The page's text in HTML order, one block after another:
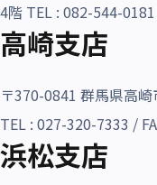
4階 TEL : 082-544-
高崎支店
〒370-0841 群馬県高
TEL : 027-320-7333 /
浜松支店